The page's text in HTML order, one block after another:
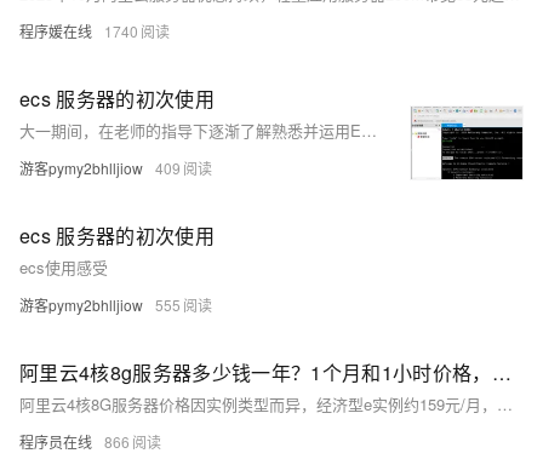
程序媛在线 1740
ecs 服务器的初次使用
大一期间，在老师的指导下逐渐了解熟悉并运用ECS服务器
游客pymy2bhlljiow 409
ecs 服务器的初次使用
ecs使用感受
游客pymy2bhlljiow 555
阿里云4核8g服务器多少钱一年？1个月和1小时价格，省钱购买方法分享
阿里云4核8G服务器价格因实例类型而异，经济型e实例约159元/月，计算型c9i约371元/月，按小时计费最低0.45元。实际购买享折扣，1年最高可省至1578元，附主流ECS实例及CPU型号参考。
程序员在线 866